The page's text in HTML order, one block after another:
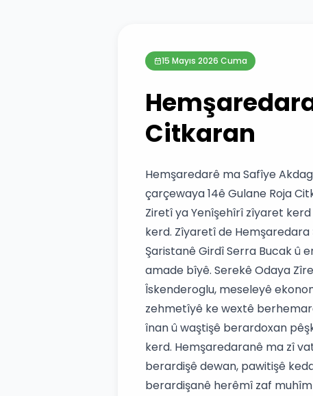
15 Mayıs 2026 Cuma
Citkaran
Hemşaredarê ma Safîye
çarçewaya 14ê Gulane Roja
Ziretî ya Yenîşehîrî zîyaret
kerd. Zîyaretî de
Şaristanê Girdî Serra Bucak û
amade bîyê. Serekê Odaya
Îskenderoglu, meseleyê
zehmetîyê ke wextê
înan û waştişê berardoxan
kerd. Hemşaredaranê ma zî
berardişê dewan, pawitişê
berardişanê herêmî zaf